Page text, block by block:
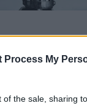
Process My
of the sale, sharing
ξανά:
πίσω γιατί…